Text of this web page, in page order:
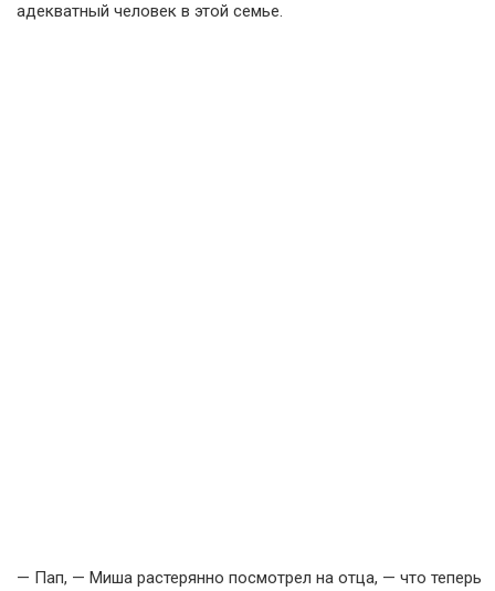
адекватный человек в этой семье.
— Пап, — Миша растерянно посмотрел на отца, — что теперь